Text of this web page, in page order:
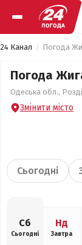
24 Канал Погода
Погода
Одеська обл.,
Змінити місто
Сьогодні
Сб
Сьогодні
Нд
Завтра